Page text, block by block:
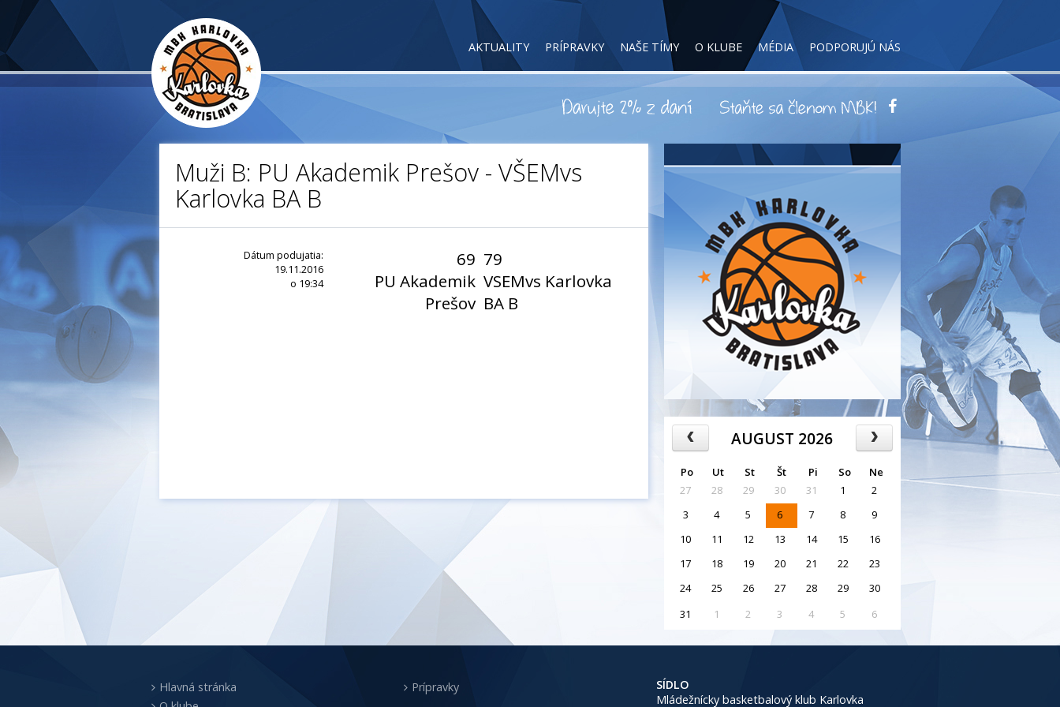
AKTUALITY PRÍPRAVKY NAŠE TÍMY O KLUBE MÉDIA PODPORUJÚ NÁS
Muži B: PU Akademik Prešov - VŠEMvs
Karlovka BA B
Dátum podujatia:
19.11.2016
o 19:34
69
PU Akademik
Prešov
79
VSEMvs Karlovka
BA B
AUGUST 2026
Po Ut St Št Pi So
Ne
27
28 29 30 31 1
2
3
4 5 6 7 8
9
10
11 12 13 14 15
16
17
18 19 20 21 22
23
24
25 26 27 28 29
30
31
1 2 3 4 5 6
Hlavná stránka
Prípravky
SÍDLO
Mládežnícky basketbalový klub Karlovka